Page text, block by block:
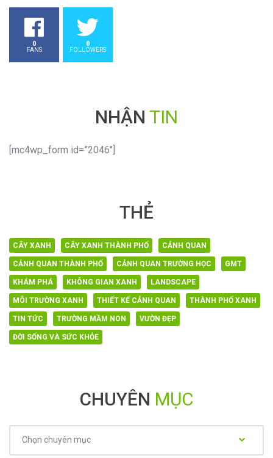
0
FANS
0
FOLLOWERS
NHẬN TIN
[mc4wp_form id=”2046″]
THẺ
CÂY XANH CÂY XANH THÀNH PHỐ CẢNH QUAN
CẢNH QUAN THÀNH PHỐ CẢNH QUAN TRƯỜNG HỌC GMT
KHÁM PHÁ KHÔNG GIAN XANH LANDSCAPE
MÔI TRƯỜNG XANH THIẾT KẾ CẢNH QUAN THÀNH PHỐ XANH
TIN TỨC TRƯỜNG MẦM NON VƯỜN ĐẸP
ĐỜI SỐNG VÀ SỨC KHỎE
CHUYÊN MỤC
mục
Chọn chuyên mục